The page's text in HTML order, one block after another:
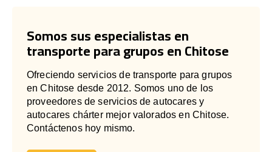
Somos sus especialistas en
transporte para grupos en Chitose
Ofreciendo servicios de transporte para grupos
en Chitose desde 2012. Somos uno de los
proveedores de servicios de autocares y
autocares chárter mejor valorados en Chitose.
Contáctenos hoy mismo.